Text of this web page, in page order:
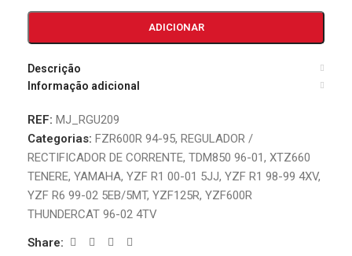
ADICIONAR
Descrição
Informação adicional
REF: MJ_RGU209
Categorias: FZR600R 94-95, REGULADOR /
RECTIFICADOR DE CORRENTE, TDM850 96-01, XTZ660
TENERE, YAMAHA, YZF R1 00-01 5JJ, YZF R1 98-99 4XV,
YZF R6 99-02 5EB/5MT, YZF125R, YZF600R
THUNDERCAT 96-02 4TV
Share: